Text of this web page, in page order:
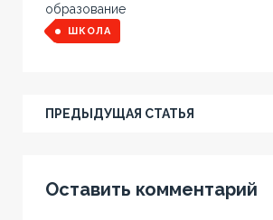
образование
ШКОЛА
ПРЕДЫДУЩАЯ СТАТЬЯ
Оставить комментарий